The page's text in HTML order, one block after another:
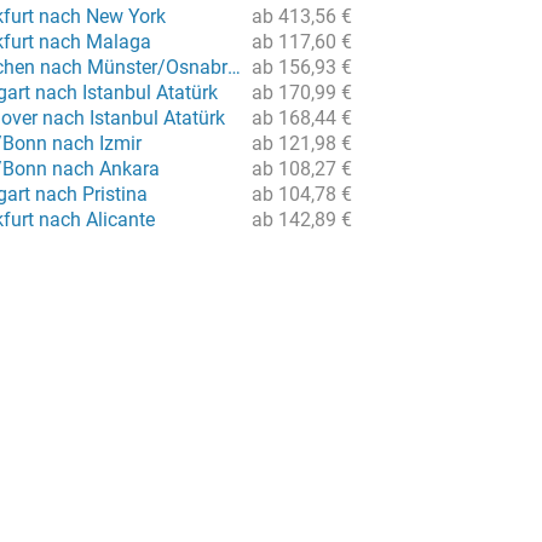
ab 413,56 €
nach New York
ab 117,60 €
nach Malaga
ab 156,93 €
Flug von München nach Münster/Osnabrück
ab 170,99 €
nach Istanbul Atatürk
ab 168,44 €
nach Istanbul Atatürk
ab 121,98 €
nach Izmir
ab 108,27 €
nach Ankara
ab 104,78 €
nach Pristina
ab 142,89 €
nach Alicante